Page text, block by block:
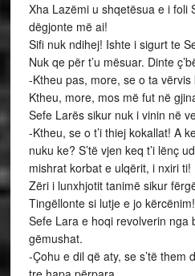
Xha Lazëmi u shqetësua e i foli
dëgjonte më ai!
Sifi nuk ndihej! Ishte i sigurt te
Nuk qe për t’u mësuar. Dinte
-Ktheu pas, more, se o ta
Ktheu, more, mos më fut në
Sefe Larës sikur nuk i vinin në
-Ktheu, se o t’i thiej kokallat! A
nuku ke? S’të vjen keq t’i lënç
mishrat korbat e ulqërit, i nxiri ti!
Zëri i lunxhjotit tanimë sikur
Tingëllonte si lutje e jo kërcënim!
Sefe Lara e hoqi revolverin nga
gëmushat.
-Çohu e dil që aty, se s’të them